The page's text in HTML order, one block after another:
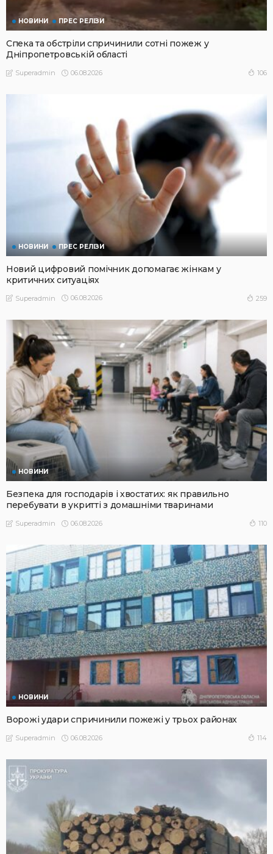
НОВИНИ ПРЕС РЕЛІЗИ
Спека та обстріли спричинили сотні пожеж у
Дніпропетровській області
Superadmin 06.08.2026 106
НОВИНИ ПРЕС РЕЛІЗИ
Новий цифровий помічник допомагає жінкам у
критичних ситуаціях
Superadmin 06.08.2026 259
НОВИНИ
Безпека для господарів і хвостатих: як правильно
перебувати в укритті з домашніми тваринами
Superadmin 06.08.2026 110
НОВИНИ
Ворожі удари спричинили пожежі у трьох районах
Superadmin 06.08.2026 114